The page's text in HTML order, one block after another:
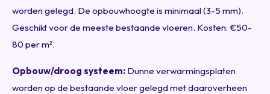
worden gelegd. De opbouwhoogte is minimaal (3-5 mm).
Geschikt voor de meeste bestaande vloeren. Kosten: €50-
80 per m².
Opbouw/droog systeem: Dunne verwarmingsplaten
worden op de bestaande vloer gelegd met daaroverheen